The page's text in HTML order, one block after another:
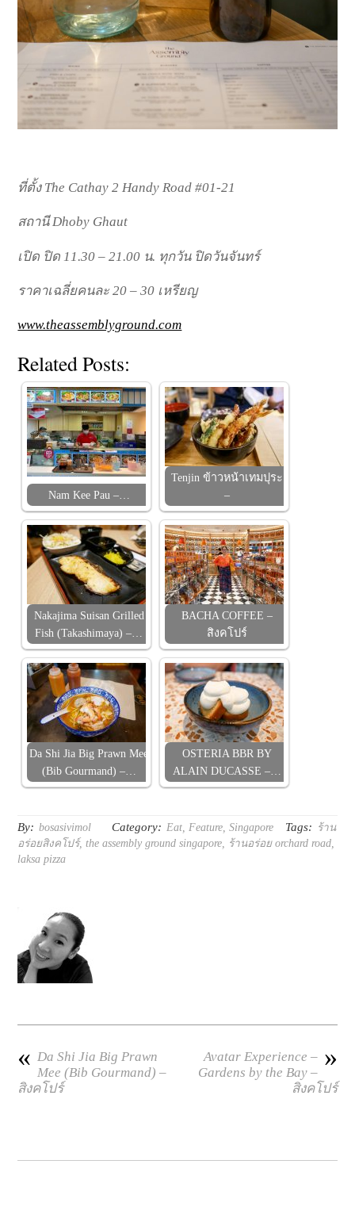
ที่ตั้ง The Cathay 2 Handy Road #01-21
สถานี Dhoby Ghaut
เปิด ปิด 11.30 – 21.00 น. ทุกวัน ปิดวันจันทร์
ราคาเฉลี่ยคนละ 20 – 30 เหรียญ
www.theassemblyground.com
Related Posts:
Nam Kee Pau –…
Tenjin ข้าวหน้าเทมปุระ
–
Nakajima Suisan Grilled
Fish (Takashimaya) –…
BACHA COFFEE –
สิงคโปร์
Da Shi Jia Big Prawn Mee
(Bib Gourmand) –…
OSTERIA BBR BY
ALAIN DUCASSE –…
By: bosasivimol Category: Eat,Feature,Singapore Tags: ร้าน
อร่อยสิงคโปร์,the assembly ground singapore, ร้านอร่อย orchard road,
laksa pizza
« Da Shi Jia Big Prawn
Mee (Bib Gourmand) –
สิงคโปร์
»
Avatar Experience –
Gardens by the Bay –
สิงคโปร์